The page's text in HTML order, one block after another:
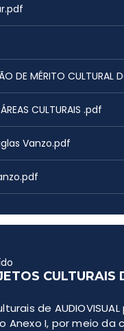
DE MÉRITO CULTURAL
CULTURAIS .pdf
Vanzo.pdf
CULTURAIS
de
Anexo I, por meio da